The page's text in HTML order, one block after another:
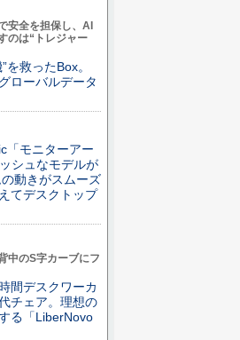
安全を担保し、AI
のは“トレジャー
を救ったBox。
ローバルデータ
「モニターアー
シュなモデルが
動きがスムーズ
てデスクトップ
中のS字カーブにフ
間デスクワーカ
チェア。理想の
る「LiberNovo